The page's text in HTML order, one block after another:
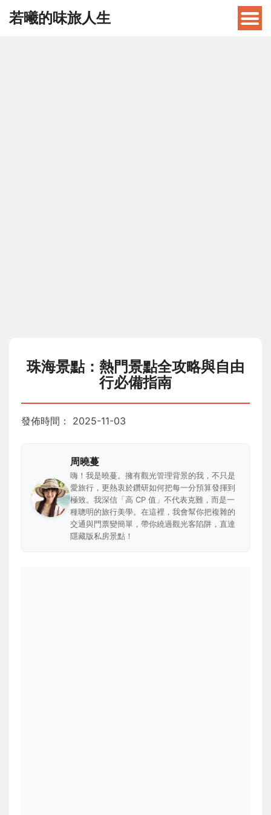
若曦的味旅人生
珠海景點：熱門景點全攻略與自由
行必備指南
發佈時間： 2025-11-03
周曉蔓
嗨！我是曉蔓。擁有觀光管理背景的我，不只是
愛旅行，更熱衷於鑽研如何把每一分預算發揮到
極致。我深信「高 CP 值」不代表克難，而是一
種聰明的旅行美學。在這裡，我會幫你把複雜的
交通與門票變簡單，帶你繞過觀光客陷阱，直達
隱藏版私房景點！